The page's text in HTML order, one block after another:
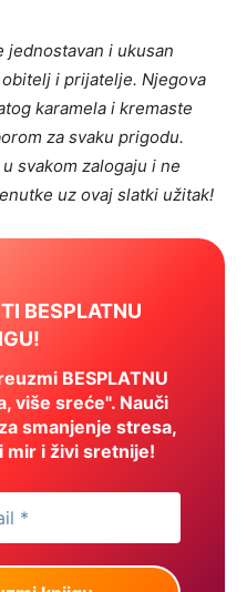
jednostavan i ukusan
i prijatelje. Njegova
karamela i kremaste
za svaku prigodu.
svakom zalogaju i ne
uz ovaj slatki užitak!
BESPLATNU
BESPLATNU
više sreće". Nauči
smanjenje stresa,
mir i živi sretnije!